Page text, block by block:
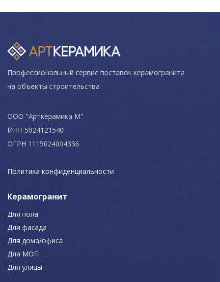
Профессиональный сервис поставок керамогранита
на объекты строительства
ООО "Арткерамика М"
ИНН 5024121540
ОГРН 1115024004336
Политика конфиденциальности
Керамогранит
Для пола
Для фасада
Для дома/офиса
Для МОП
Для улицы